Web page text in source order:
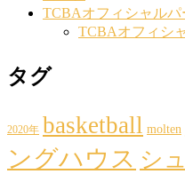
TCBAオフィシャルパ
TCBAオフィシ
タグ
2020年 basketball molten
ングハウス シ